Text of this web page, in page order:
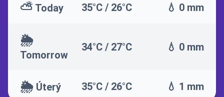
⛅ Today 35°C / 26°C 💧 0 mm
🌦️
Tomorrow
34°C / 27°C 💧 0 mm
🌦️ Úterý 35°C / 26°C 💧 1 mm